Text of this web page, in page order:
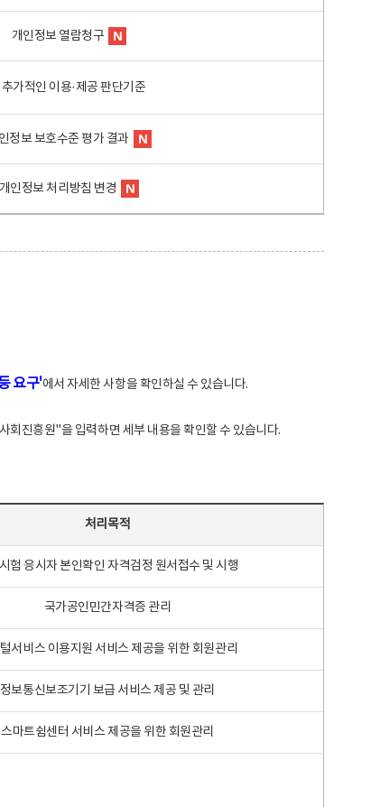
개인정보 열람청구
추가적인 이용·제공 판단기준
정보 보호수준 평가 결과
개인정보 처리방침 변경
요구'에서 자세한 사항을 확인하실 수 있습니다.
진흥원"을 입력하면 세부 내용을 확인할 수 있습니다.
처리목적
험 응시자 본인확인 자격검정 원서접수 및 시행
국가공인민간자격증 관리
서비스 이용지원 서비스 제공을 위한 회원관리
정보통신보조기기 보급 서비스 제공 및 관리
스마트쉼센터 서비스 제공을 위한 회원관리